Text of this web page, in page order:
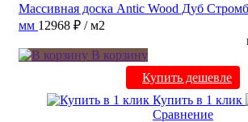
Массивная доска Antic Wood Дуб
мм 12968 ₽ / м2
В корзину
Купить дешевле
Купить в 1 клик
Сравнение